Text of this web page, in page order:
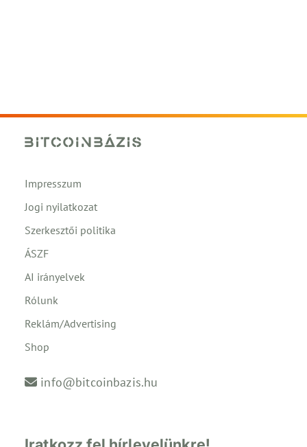
Impresszum
Jogi nyilatkozat
Szerkesztői politika
ÁSZF
AI irányelvek
Rólunk
Reklám/Advertising
Shop
info@bitcoinbazis.hu